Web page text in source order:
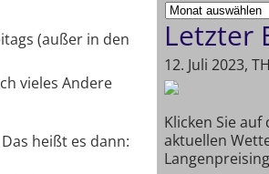
(außer in den
vieles Andere
heißt es dann:
Letzter
12. Juli 2023,
Klicken Sie
aktuellen